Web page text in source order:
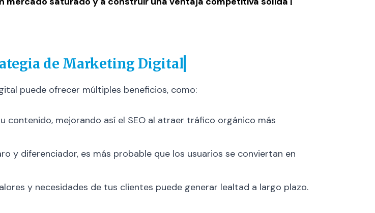
de Marketing Digital
puede ofrecer múltiples beneficios, como:
contenido, mejorando así el SEO al atraer tráfico orgánico más
y diferenciador, es más probable que los usuarios se conviertan en
y necesidades de tus clientes puede generar lealtad a largo plazo.